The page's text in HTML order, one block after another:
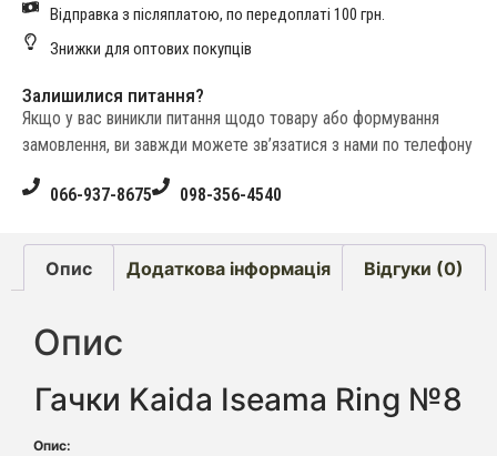
Відправка з післяплатою, по передоплаті 100 грн.
Знижки для оптових покупців
Залишилися питання?
Якщо у вас виникли питання щодо товару або формування
замовлення, ви завжди можете зв’язатися з нами по телефону
066-937-8675 098-356-4540
Опис Додаткова інформація Відгуки (0)
Опис
Гачки Kaida Iseama Ring №8
Опис: